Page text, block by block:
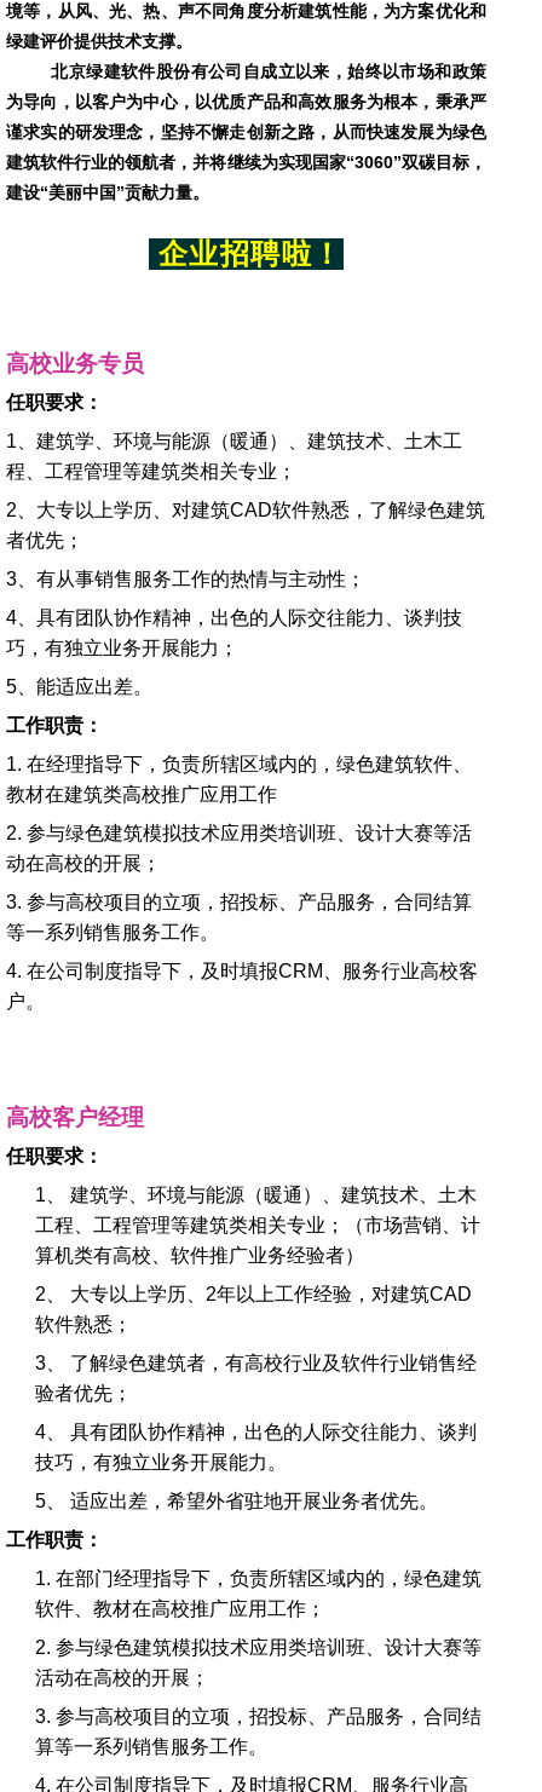
境等，从风、光、热、声不同角度分析建筑性能，为方案优化和
绿建评价提供技术支撑。
北京绿建软件股份有公司自成立以来，始终以市场和政策
为导向，以客户为中心，以优质产品和高效服务为根本，秉承严
谨求实的研发理念，坚持不懈走创新之路，从而快速发展为绿色
建筑软件行业的领航者，并将继续为实现国家“3060”双碳目标，
建设“美丽中国”贡献力量。
企业招聘啦 ！
高校业务专员
任职要求：
1、建筑学、环境与能源（暖通）、建筑技术、土木工
程、工程管理等建筑类相关专业；
2、大专以上学历、对建筑CAD软件熟悉，了解绿色建筑
者优先；
3、有从事销售服务工作的热情与主动性；
4、具有团队协作精神，出色的人际交往能力、谈判技
巧，有独立业务开展能力；
5、能适应出差。
工作职责：
1. 在经理指导下，负责所辖区域内的，绿色建筑软件、
教材在建筑类高校推广应用工作
2. 参与绿色建筑模拟技术应用类培训班、设计大赛等活
动在高校的开展；
3. 参与高校项目的立项，招投标、产品服务，合同结算
等一系列销售服务工作。
4. 在公司制度指导下，及时填报CRM、服务行业高校客
户。
高校客户经理
任职要求：
1、 建筑学、环境与能源（暖通）、建筑技术、土木
工程、工程管理等建筑类相关专业；（市场营销、计
算机类有高校、软件推广业务经验者）
2、 大专以上学历、2年以上工作经验，对建筑CAD
软件熟悉；
3、 了解绿色建筑者，有高校行业及软件行业销售经
验者优先；
4、 具有团队协作精神，出色的人际交往能力、谈判
技巧，有独立业务开展能力。
5、 适应出差，希望外省驻地开展业务者优先。
工作职责：
1. 在部门经理指导下，负责所辖区域内的，绿色建筑
软件、教材在高校推广应用工作；
2. 参与绿色建筑模拟技术应用类培训班、设计大赛等
活动在高校的开展；
3. 参与高校项目的立项，招投标、产品服务，合同结
算等一系列销售服务工作。
4. 在公司制度指导下，及时填报CRM、服务行业高